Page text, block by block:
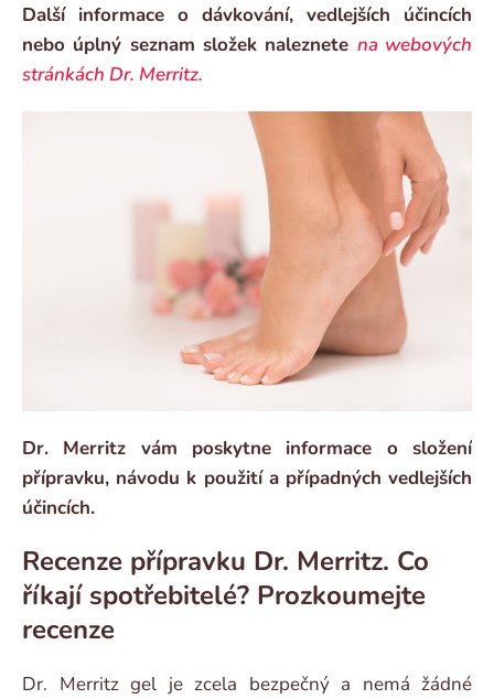
Další informace o dávkování, vedlejších účincích
nebo úplný seznam složek naleznete na webových
stránkách Dr. Merritz.
Dr. Merritz vám poskytne informace o složení
přípravku, návodu k použití a případných vedlejších
účincích.
Recenze přípravku Dr. Merritz. Co
říkají spotřebitelé? Prozkoumejte
recenze
Dr. Merritz gel je zcela bezpečný a nemá žádné